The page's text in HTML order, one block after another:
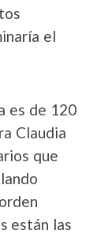
el
es de 120
Claudia
que
están las